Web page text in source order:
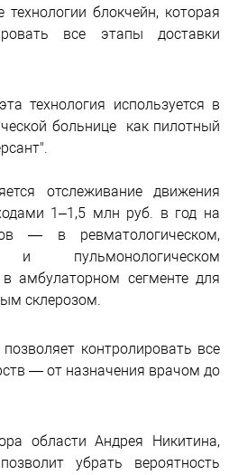
блокчейн, которая
все этапы доставки
технология используется в
больнице как пилотный
отслеживание движения
1–1,5 млн руб. в год на
— в ревматологическом,
и пульмонологическом
амбулаторном сегменте для
склерозом.
контролировать все
— от назначения врачом до
области Андрея Никитина,
убрать вероятность